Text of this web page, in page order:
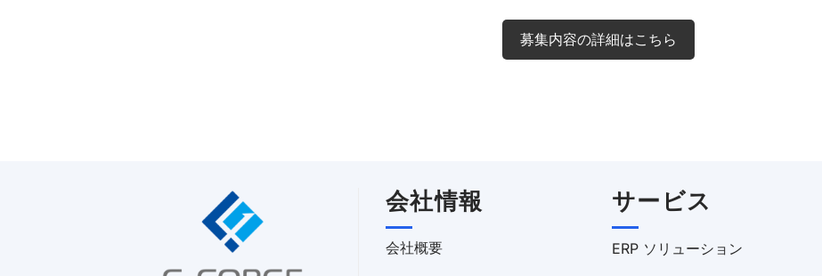
募集内容の詳細はこちら
会社情報
会社概要
サービス
ERP ソリューション